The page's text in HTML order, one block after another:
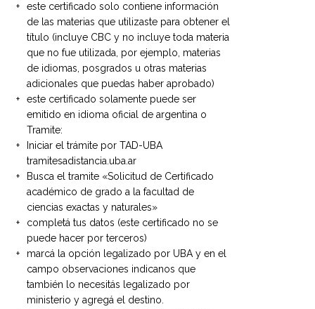
este certificado solo contiene información
de las materias que utilizaste para obtener el
título (incluye CBC y no incluye toda materia
que no fue utilizada, por ejemplo, materias
de idiomas, posgrados u otras materias
adicionales que puedas haber aprobado)
este certificado solamente puede ser
emitido en idioma oficial de argentina o
Tramite:
Iniciar el trámite por TAD-UBA
tramitesadistancia.uba.ar
Busca el tramite «Solicitud de Certificado
académico de grado a la facultad de
ciencias exactas y naturales»
completá tus datos (este certificado no se
puede hacer por terceros)
marcá la opción legalizado por UBA y en el
campo observaciones indicanos que
también lo necesitás legalizado por
ministerio y agregá el destino.